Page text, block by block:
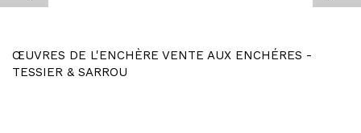
ŒUVRES DE L'ENCHÈRE VENTE AUX ENCHÉRES -
TESSIER & SARROU